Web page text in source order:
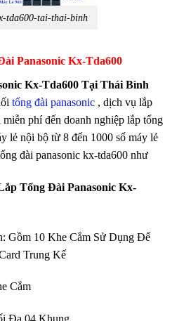
tda600-tai-thai-binh
Panasonic Kx-Tda600
Kx-Tda600 Tại Thái Bình
tổng đài panasonic , dịch vụ lắp
phí đến doanh nghiệp lắp tổng
lẻ nội bộ từ 8 đến 1000 số máy lẻ
đài panasonic kx-tda600 như
Tổng Đài Panasonic Kx-
Gồm 10 Khe Cắm Sử Dụng Để
Trung Kế
Cắm